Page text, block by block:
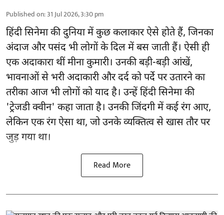
Published on:31 Jul 2026, 3:30 pm
हिंदी सिनेमा की दुनिया में कुछ कलाकार ऐसे होते हैं, जिनका
अंदाज और पसंद भी लोगों के दिल में बस जाती हैं। ऐसी ही
एक अदाकारा थीं मीना कुमारी। उनकी बड़ी-बड़ी आंखें,
भावनाओं से भरी अदाकारी और दर्द को पर्दे पर उतारने का
तरीका आज भी लोगों को याद है। उन्हें हिंदी सिनेमा की
'ट्रेजडी क्वीन' कहा जाता है। उनकी जिंदगी में कई रंग आए,
लेकिन एक रंग ऐसा था, जो उनके व्यक्तित्व से खास तौर पर
जुड़ गया था।
Read More